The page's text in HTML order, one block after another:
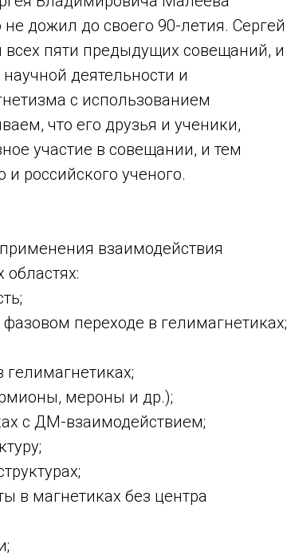
дожил до своего 90-летия. Сергей
пяти предыдущих совещаний, и
деятельности и
с использованием
что его друзья и ученики,
участие в совещании, и тем
российского ученого.
взаимодействия
переходе в гелимагнетиках;
мероны и др.);
с ДМ-взаимодействием;
в магнетиках без центра